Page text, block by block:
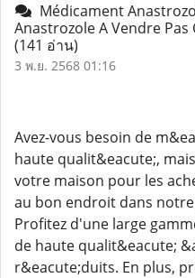
Médicament
Anastrozole A Vendre
(141 อ่าน)
3 พ.ย. 2568 01:16
Avez-vous besoin de
haute qualit&eacute;,
votre maison pour les
au bon endroit dans
Profitez d'une large
de haute qualit&eacute;
r&eacute;duits. En plus,